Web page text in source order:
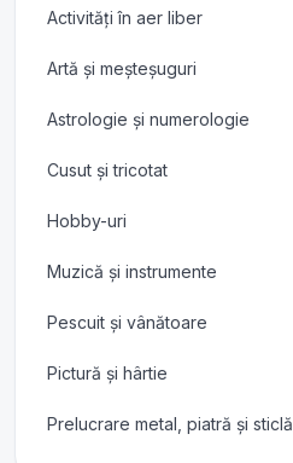
Activități în aer liber
Artă și meșteșuguri
Astrologie și numerologie
Cusut și tricotat
Hobby-uri
Muzică și instrumente
Pescuit și vânătoare
Pictură și hârtie
Prelucrare metal, piatră și sticlă